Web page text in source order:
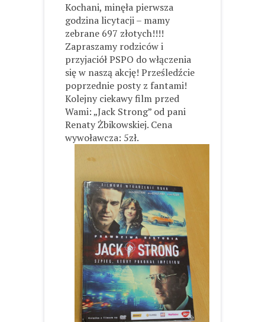
Kochani, minęła pierwsza
godzina licytacji – mamy
zebrane 697 złotych!!!!
Zapraszamy rodziców i
przyjaciół PSPO do włączenia
się w naszą akcję! Prześledźcie
poprzednie posty z fantami!
Kolejny ciekawy film przed
Wami: „Jack Strong” od pani
Renaty Żbikowskiej. Cena
wywoławcza: 5zł.